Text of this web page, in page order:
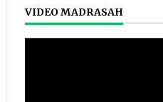
VIDEO MADRASAH